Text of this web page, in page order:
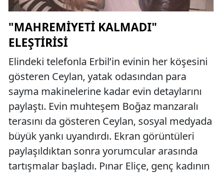
"MAHREMIYETI KALMADI"
ELEŞTIRISI
Elindeki telefonla Erbil’in evinin her köşesini
gösteren Ceylan, yatak odasından para
sayma makinelerine kadar evin detaylarını
paylaştı. Evin muhteşem Boğaz manzaralı
terasını da gösteren Ceylan, sosyal medyada
büyük yankı uyandırdı. Ekran görüntüleri
paylaşıldıktan sonra yorumcular arasında
tartışmalar başladı. Pınar Eliçe, genç kadının